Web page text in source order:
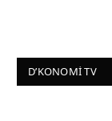
D’KONOMI TV